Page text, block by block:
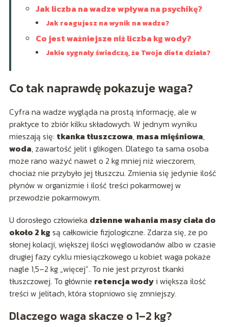
Jak liczba na wadze wpływa na psychikę?
Jak reagujesz na wynik na wadze?
Co jest ważniejsze niż liczba kg wody?
Jakie sygnały świadczą, że Twoja dieta działa?
Co tak naprawdę pokazuje waga?
Cyfra na wadze wygląda na prostą informację, ale w
praktyce to zbiór kilku składowych. W jednym wyniku
mieszają się: tkanka tłuszczowa, masa mięśniowa,
woda, zawartość jelit i glikogen. Dlatego ta sama osoba
może rano ważyć nawet o 2 kg mniej niż wieczorem,
chociaż nie przybyło jej tłuszczu. Zmienia się jedynie ilość
płynów w organizmie i ilość treści pokarmowej w
przewodzie pokarmowym.
U dorosłego człowieka dzienne wahania masy ciała do
około 2 kg są całkowicie fizjologiczne. Zdarza się, że po
słonej kolacji, większej ilości węglowodanów albo w czasie
drugiej fazy cyklu miesiączkowego u kobiet waga pokaże
nagle 1,5–2 kg „więcej”. To nie jest przyrost tkanki
tłuszczowej. To głównie retencja wodyi większa ilość
treści w jelitach, która stopniowo się zmniejszy.
Dlaczego waga skacze o 1–2 kg?